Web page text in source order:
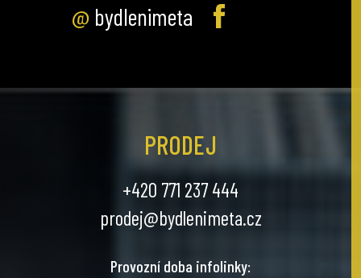
@ bydlenimeta
PRODEJ
+420 771 237 444
prodej@bydlenimeta.cz
Provozní doba infolinky: